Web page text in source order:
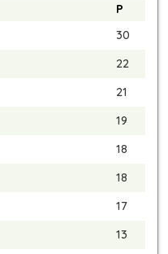
P
30
22
21
19
18
18
17
13